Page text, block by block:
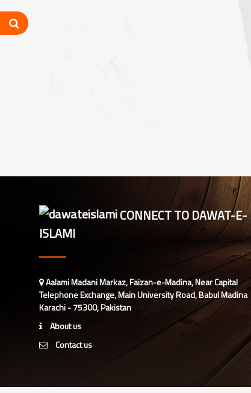
CONNECT TO DAWAT-E-
ISLAMI
Aalami Madani Markaz, Faizan-e-Madina, Near Capital
Telephone Exchange, Main University Road, Babul Madina
Karachi - 75300, Pakistan
About us
Contact us